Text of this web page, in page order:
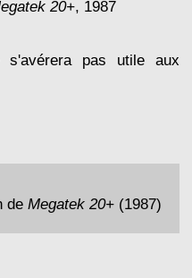
20+, 1987
pas utile aux
de Megatek 20+(1987)